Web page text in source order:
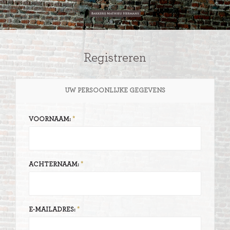
Registreren
UW PERSOONLIJKE GEGEVENS
VOORNAAM:
ACHTERNAAM:
E-MAILADRES: